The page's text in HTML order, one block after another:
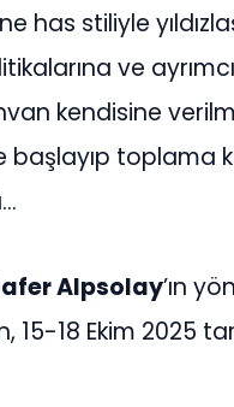
has stiliyle
ve
kendisine
başlayıp toplama
Alpsolay’ın
15-18 Ekim 2025